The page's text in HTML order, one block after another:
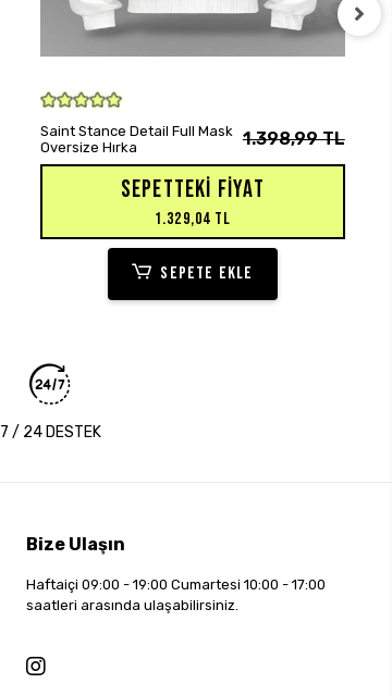
Saint Stance Detail Full Mask
Oversize Hırka
1.398,99 TL
SEPETTEKI FIYAT
1.329,04 TL
SEPETE EKLE
7 / 24 DESTEK
Bize Ulaşın
Haftaiçi 09:00 - 19:00 Cumartesi 10:00 - 17:00
saatleri arasında ulaşabilirsiniz.